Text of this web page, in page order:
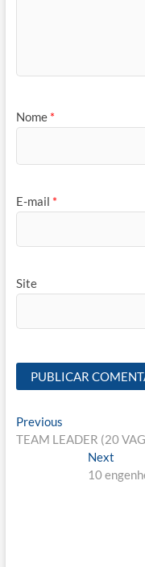
Nome *
E-mail *
Site
Navegação
de
PreviousPrevious
post:
TEAM LEADER (20
Next
post:
10